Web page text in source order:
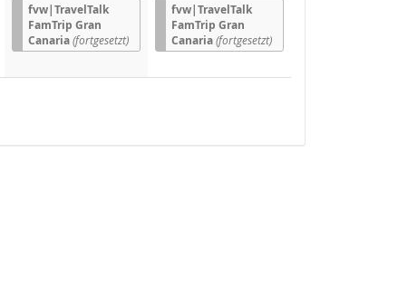
fvw|TravelTalk
FamTrip Gran
Canaria(fortgesetzt)
fvw|TravelTalk
FamTrip Gran
Canaria(fortgesetzt)